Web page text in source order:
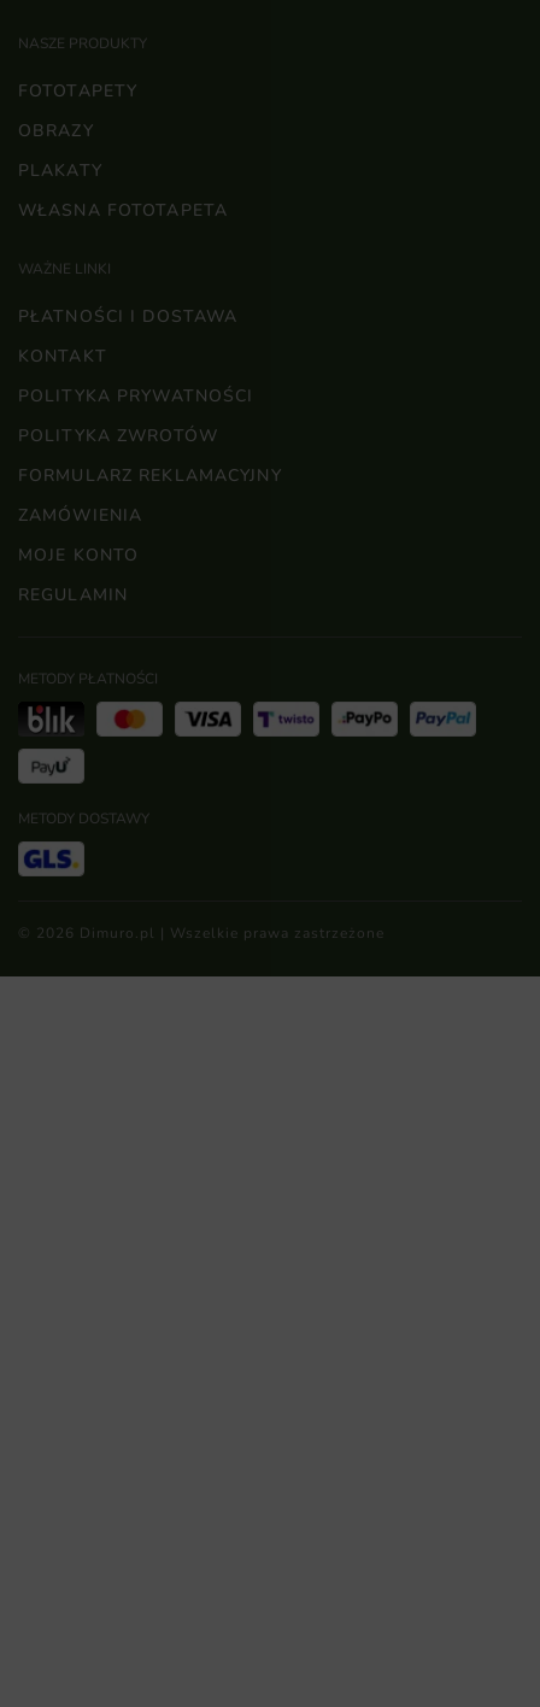
NASZE PRODUKTY
FOTOTAPETY
OBRAZY
PLAKATY
WŁASNA FOTOTAPETA
WAŻNE LINKI
PŁATNOŚCI I DOSTAWA
KONTAKT
POLITYKA PRYWATNOŚCI
POLITYKA ZWROTÓW
FORMULARZ REKLAMACYJNY
ZAMÓWIENIA
MOJE KONTO
REGULAMIN
METODY PŁATNOŚCI
METODY DOSTAWY
© 2026 Dimuro.pl | Wszelkie prawa zastrzeżone